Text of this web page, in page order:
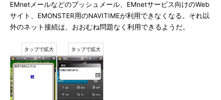
EMnetメールなどのプッシュメール、EMnetサービス向けのWeb
サイト、EMONSTER用のNAVITIMEが利用できなくなる。それ以
外のネット接続は、おおむね問題なく利用できるようだ。